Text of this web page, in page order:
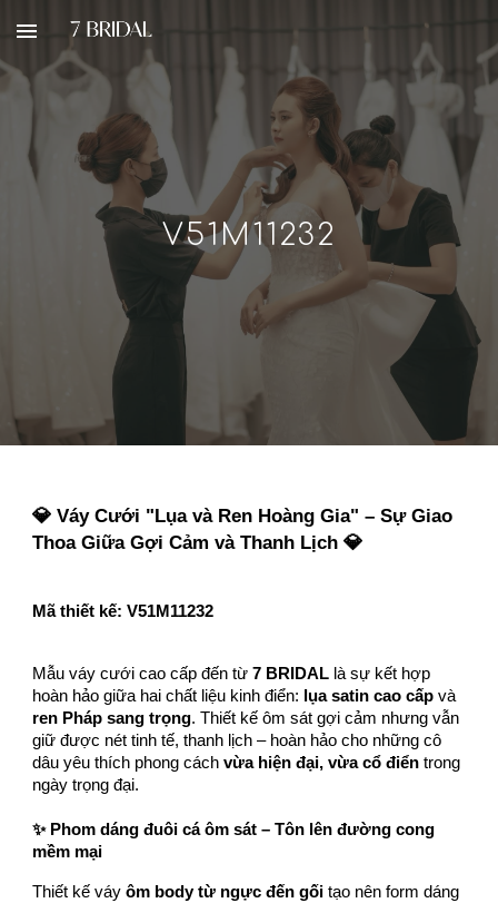
Skip to main content Skip to navigation
V51M11232
💎 Váy Cưới "Lụa và Ren Hoàng Gia" – Sự Giao
Thoa Giữa Gợi Cảm và Thanh Lịch 💎
Mã thiết kế:V51M11232
Mẫu váy cưới cao cấp đến từ7 BRIDAL là sự kết hợp
hoàn hảo giữa hai chất liệu kinh điển:
lụa satin cao cấp và
ren Pháp sang trọng. Thiết kế ôm sát gợi cảm nhưng vẫn
giữ được nét tinh tế, thanh lịch – hoàn hảo cho những cô
dâu yêu thích phong cáchvừa hiện đại, vừa cổ điển trong
ngày trọng đại.
✨ Phom dáng đuôi cá ôm sát – Tôn lên đường cong
mềm mại
Thiết kế váyôm body từ ngực đến gối tạo nên form dáng